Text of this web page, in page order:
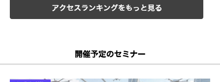
アクセスランキングをもっと見る
開催予定のセミナー